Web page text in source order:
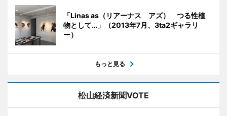
「Linas as（リアーナス アズ） つる性植
物として…」（2013年7月、3ta2ギャラリ
ー）
もっと見る
松山経済新聞VOTE